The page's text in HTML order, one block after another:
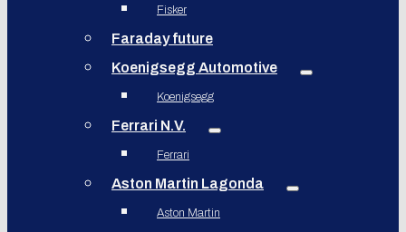
Fisker
Faraday future
Koenigsegg Automotive
Koenigsegg
Ferrari N.V.
Ferrari
Aston Martin Lagonda
Aston Martin